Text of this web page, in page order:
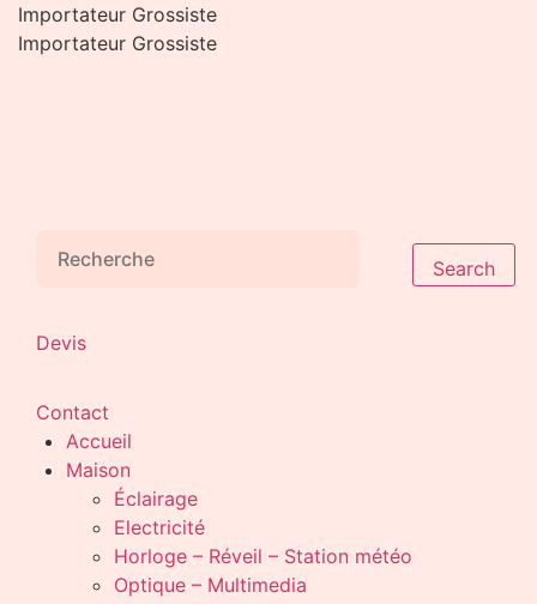
Aller
au
Importateur Grossiste
Importateur Grossiste
Search
Devis
Contact
Accueil
Maison
Éclairage
Electricité
Horloge – Réveil – Station météo
Optique – Multimedia